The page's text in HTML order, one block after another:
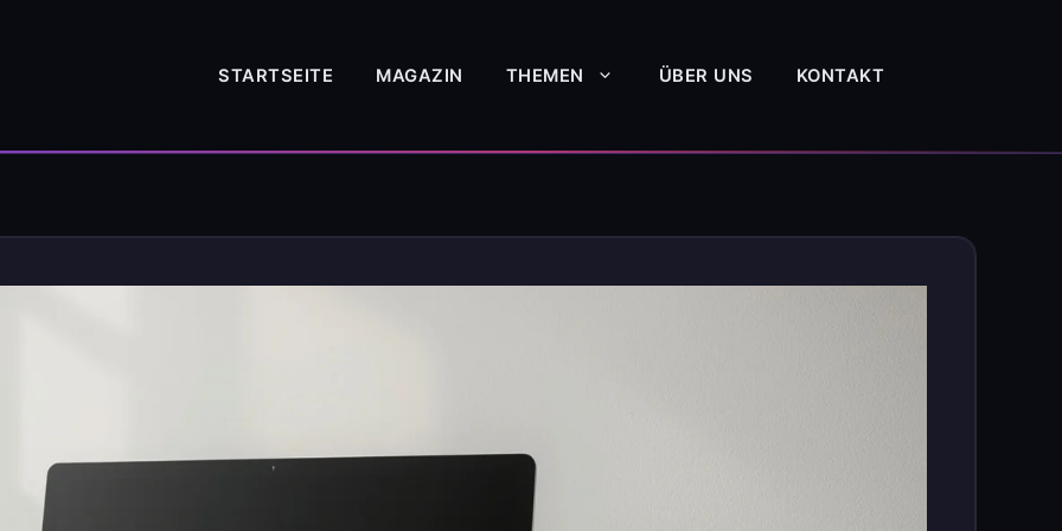
STARTSEITE MAGAZIN THEMEN ÜBER UNS KONTAKT